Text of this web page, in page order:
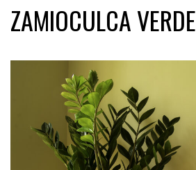
ZAMIOCULCA VERDE